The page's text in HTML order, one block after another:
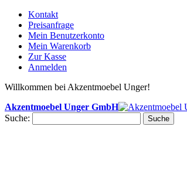
Kontakt
Preisanfrage
Mein Benutzerkonto
Mein Warenkorb
Zur Kasse
Anmelden
Willkommen bei Akzentmoebel Unger!
Akzentmoebel Unger GmbH
Suche:
Suche